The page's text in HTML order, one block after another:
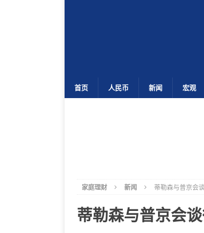
首页 人民币 新闻 宏观
家庭理财 新闻 蒂勒森与普京会
蒂勒森与普京会